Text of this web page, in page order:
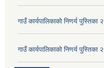
गाउँ कार्यपालिकाको निणर्य
गाउँ कार्यपालिकाको निणर्य